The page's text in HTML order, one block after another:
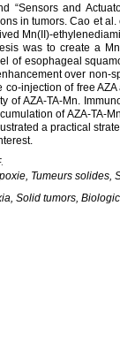
“Sensors and
in tumors. Cao et
Mn(II)-
was to create a
of esophageal
over non-
injection of free
of AZA-TA-Mn.
of AZA-TA-
a practical
Tumeurs solides,
Solid tumors,